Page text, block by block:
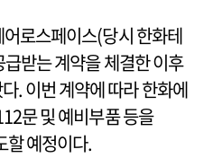
로스페이스(당시 한화테
받는 계약을 체결한 이후
. 이번 계약에 따라 한화에
문 및 예비부품 등을
할 예정이다.